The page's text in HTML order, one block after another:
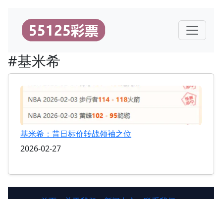
#基米希
基米希：昔日标价转战领袖之位
2026-02-27